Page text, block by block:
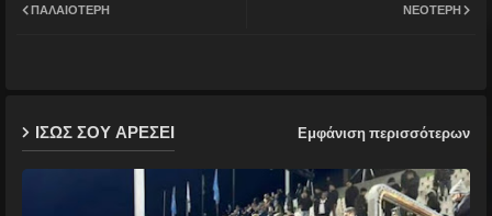
p
ΝΕΌΤΕΡΗ
ΠΑΛΑΙΌΤΕΡΗ
ΙΣΩΣ ΣΟΥ ΑΡΕΣΕΙ Εμφάνιση περισσότερων